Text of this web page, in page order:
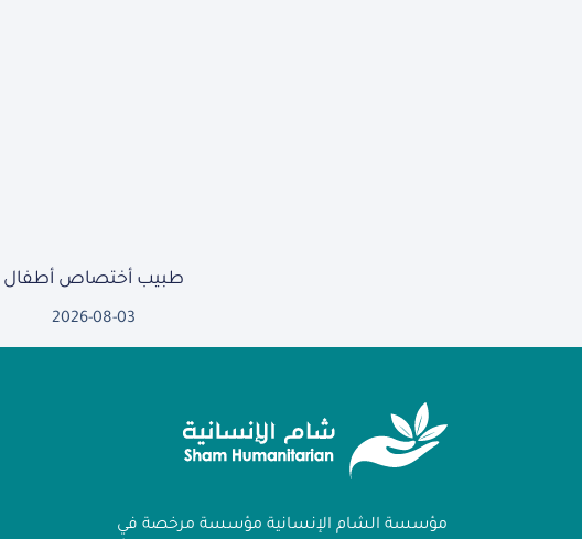
طبيب أختصاص أطفال
2026-08-03
مؤسسة الشام الإنسانية مؤسسة مرخصة في